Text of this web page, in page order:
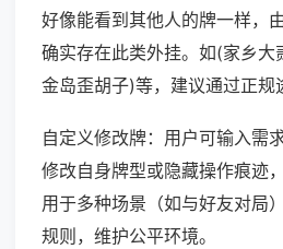
好像能看到其他人的牌一样，
确实存在此类外挂。如(家乡大
金岛歪胡子)等，建议通过正规
自定义修改牌：用户可输入需
修改自身牌型或隐藏操作痕迹
用于多种场景（如与好友对局
规则，维护公平环境。